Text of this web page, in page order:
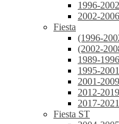
1996-2002
2002-2006
Fiesta
(1996-
(2002-
1989-1996
1995-2001
2001-2009
2012-2019
2017-2021
Fiesta ST